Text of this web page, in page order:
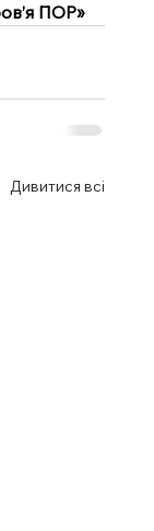
ПОР»
Дивитися всі